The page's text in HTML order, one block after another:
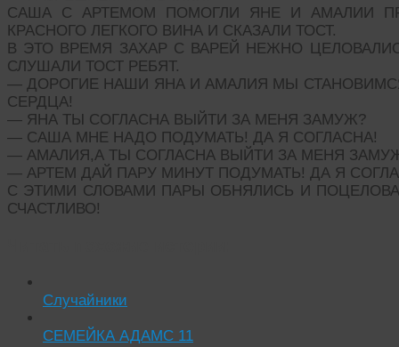
САША С АРТЕМОМ ПОМОГЛИ ЯНЕ И АМАЛИИ
КРАСНОГО ЛЕГКОГО ВИНА И СКАЗАЛИ ТОСТ.
В ЭТО ВРЕМЯ ЗАХАР С ВАРЕЙ НЕЖНО
СЛУШАЛИ ТОСТ РЕБЯТ.
— ДОРОГИЕ НАШИ ЯНА И АМАЛИЯ МЫ
СЕРДЦА!
— ЯНА ТЫ СОГЛАСНА ВЫЙТИ ЗА МЕНЯ ЗАМУЖ?
— САША МНЕ НАДО ПОДУМАТЬ! ДА Я СОГЛАСНА!
— АМАЛИЯ,А ТЫ СОГЛАСНА ВЫЙТИ ЗА МЕНЯ
— АРТЕМ ДАЙ ПАРУ МИНУТ ПОДУМАТЬ! ДА Я
С ЭТИМИ СЛОВАМИ ПАРЫ ОБНЯЛИСЬ И
СЧАСТЛИВО!
Случайники
СЕМЕЙКА АДАМС 11